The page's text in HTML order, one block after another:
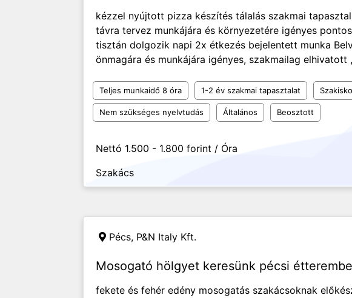
kézzel nyújtott pizza készítés tálalás szakmai
távra tervez munkájára és környezetére igényes
tisztán dolgozik napi 2x étkezés bejelentett munka
önmagára és munkájára igényes, szakmailag elhivatott
Teljes munkaidő 8 óra 1-2 év szakmai tapasztalat
Nem szükséges nyelvtudás Általános Beosztott
Nettó 1.500 - 1.800 forint / Óra
Szakács
Pécs, P&N Italy Kft.
Mosogató hölgyet keresünk pécsi étterembe
fekete és fehér edény mosogatás szakácsoknak